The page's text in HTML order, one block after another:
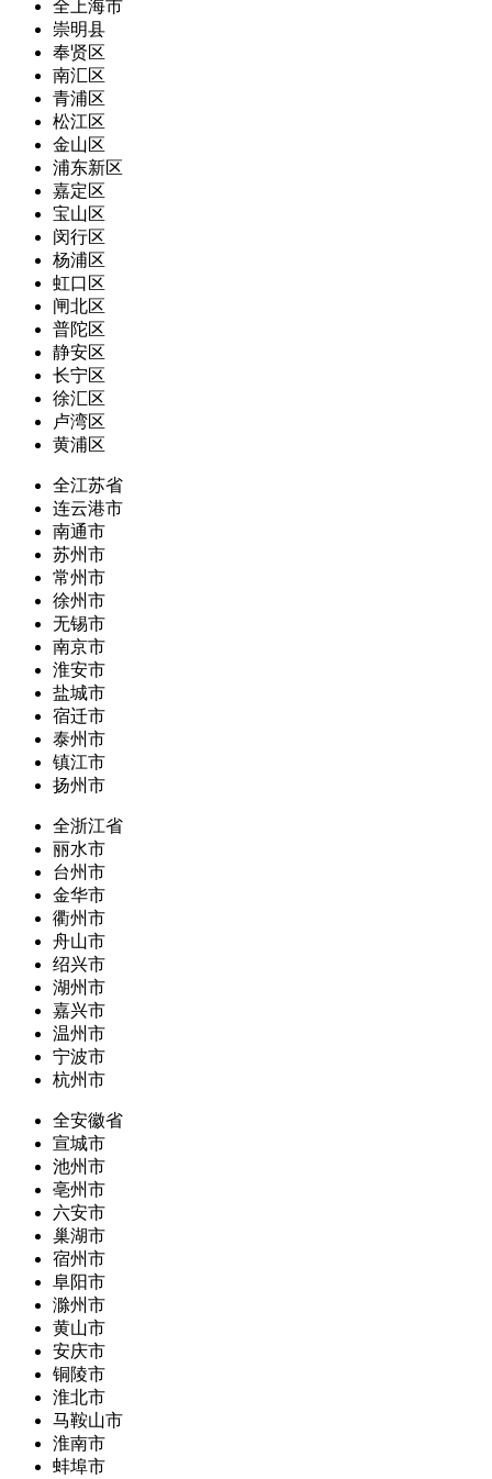
全上海市
崇明县
奉贤区
南汇区
青浦区
松江区
金山区
浦东新区
嘉定区
宝山区
闵行区
杨浦区
虹口区
闸北区
普陀区
静安区
长宁区
徐汇区
卢湾区
黄浦区
全江苏省
连云港市
南通市
苏州市
常州市
徐州市
无锡市
南京市
淮安市
盐城市
宿迁市
泰州市
镇江市
扬州市
全浙江省
丽水市
台州市
金华市
衢州市
舟山市
绍兴市
湖州市
嘉兴市
温州市
宁波市
杭州市
全安徽省
宣城市
池州市
亳州市
六安市
巢湖市
宿州市
阜阳市
滁州市
黄山市
安庆市
铜陵市
淮北市
马鞍山市
淮南市
蚌埠市